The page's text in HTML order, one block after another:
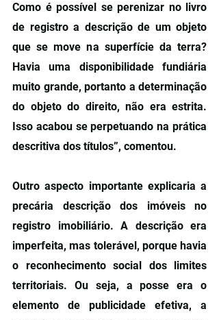
Como é possível se perenizar no livro
de registro a descrição de um objeto
que se move na superfície da terra?
Havia uma disponibilidade fundiária
muito grande, portanto a determinação
do objeto do direito, não era estrita.
Isso acabou se perpetuando na prática
descritiva dos títulos”, comentou.
Outro aspecto importante explicaria a
precária descrição dos imóveis no
registro imobiliário. A descrição era
imperfeita, mas tolerável, porque havia
o reconhecimento social dos limites
territoriais. Ou seja, a posse era o
elemento de publicidade efetiva, a